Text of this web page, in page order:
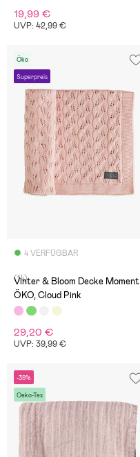
19,99 €
UVP: 42,99 €
Öko
Superpreis
4 VERFÜGBAR
(14)
Vinter & Bloom Decke Moment
ÖKO, Cloud Pink
29,20 €
UVP: 39,99 €
-39%
Oeko-Tex